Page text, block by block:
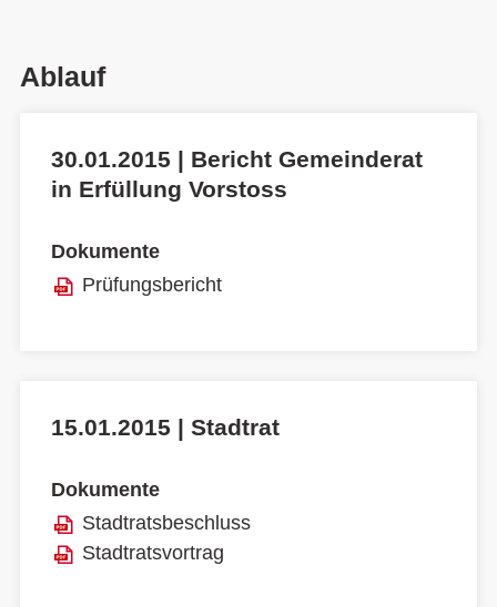
Ablauf
30.01.2015 | Bericht Gemeinderat
in Erfüllung Vorstoss
Dokumente
Prüfungsbericht
15.01.2015 | Stadtrat
Dokumente
Stadtratsbeschluss
Stadtratsvortrag